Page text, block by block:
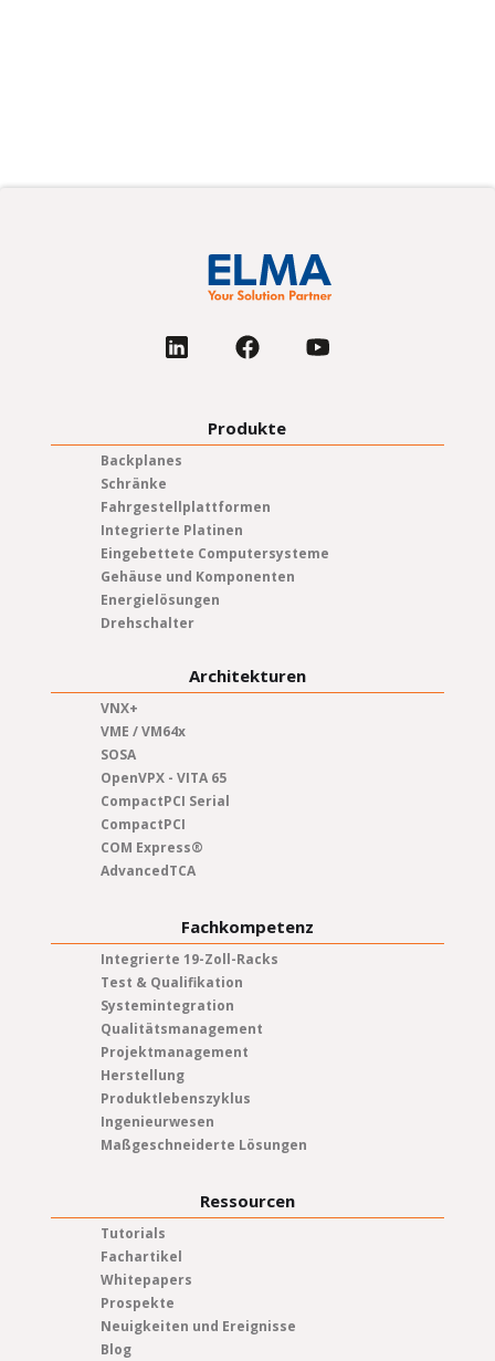
Produkte
Backplanes
Schränke
Fahrgestellplattformen
Integrierte Platinen
Eingebettete Computersysteme
Gehäuse und Komponenten
Energielösungen
Drehschalter
Architekturen
VNX+
VME / VM64x
SOSA
OpenVPX - VITA 65
CompactPCI Serial
CompactPCI
COM Express®
AdvancedTCA
Fachkompetenz
Integrierte 19-Zoll-Racks
Test & Qualifikation
Systemintegration
Qualitätsmanagement
Projektmanagement
Herstellung
Produktlebenszyklus
Ingenieurwesen
Maßgeschneiderte Lösungen
Ressourcen
Tutorials
Fachartikel
Whitepapers
Prospekte
Neuigkeiten und Ereignisse
Blog